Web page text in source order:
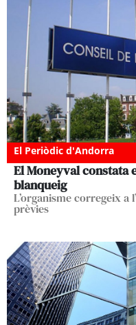
El Periòdic d'Andorra
El Moneyval constata
blanqueig
L’organisme corregeix a
prèvies